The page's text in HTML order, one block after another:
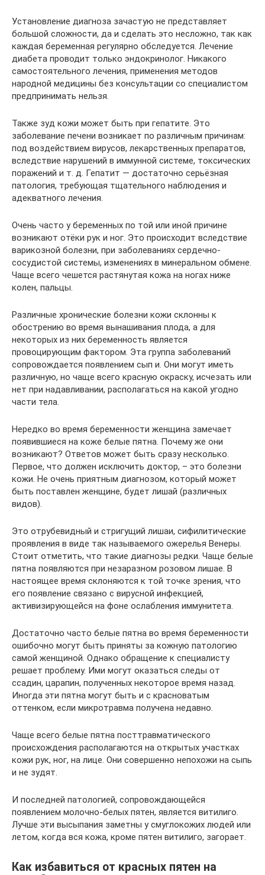
Установление диагноза зачастую не представляет
большой сложности, да и сделать это несложно, так как
каждая беременная регулярно обследуется. Лечение
диабета проводит только эндокринолог. Никакого
самостоятельного лечения, применения методов
народной медицины без консультации со специалистом
предпринимать нельзя.
Также зуд кожи может быть при гепатите. Это
заболевание печени возникает по различным причинам:
под воздействием вирусов, лекарственных препаратов,
вследствие нарушений в иммунной системе, токсических
поражений и т. д. Гепатит — достаточно серьёзная
патология, требующая тщательного наблюдения и
адекватного лечения.
Очень часто у беременных по той или иной причине
возникают отёки рук и ног. Это происходит вследствие
варикозной болезни, при заболеваниях сердечно-
сосудистой системы, изменениях в минеральном обмене.
Чаще всего чешется растянутая кожа на ногах ниже
колен, пальцы.
Различные хронические болезни кожи склонны к
обострению во время вынашивания плода, а для
некоторых из них беременность является
провоцирующим фактором. Эта группа заболеваний
сопровождается появлением сып и. Они могут иметь
различную, но чаще всего красную окраску, исчезать или
нет при надавливании, располагаться на какой угодно
части тела.
Нередко во время беременности женщина замечает
появившиеся на коже белые пятна. Почему же они
возникают? Ответов может быть сразу несколько.
Первое, что должен исключить доктор, – это болезни
кожи. Не очень приятным диагнозом, который может
быть поставлен женщине, будет лишай (различных
видов).
Это отрубевидный и стригущий лишаи, сифилитические
проявления в виде так называемого ожерелья Венеры.
Стоит отметить, что такие диагнозы редки. Чаще белые
пятна появляются при незаразном розовом лишае. В
настоящее время склоняются к той точке зрения, что
его появление связано с вирусной инфекцией,
активизирующейся на фоне ослабления иммунитета.
Достаточно часто белые пятна во время беременности
ошибочно могут быть приняты за кожную патологию
самой женщиной. Однако обращение к специалисту
решает проблему. Ими могут оказаться следы от
ссадин, царапин, полученных некоторое время назад.
Иногда эти пятна могут быть и с красноватым
оттенком, если микротравма получена недавно.
Чаще всего белые пятна посттравматического
происхождения располагаются на открытых участках
кожи рук, ног, на лице. Они совершенно непохожи на сыпь
и не зудят.
И последней патологией, сопровождающейся
появлением молочно-белых пятен, является витилиго.
Лучше эти высыпания заметны у смуглокожих людей или
летом, когда вся кожа, кроме пятен витилиго, загорает.
Как избавиться от красных пятен на